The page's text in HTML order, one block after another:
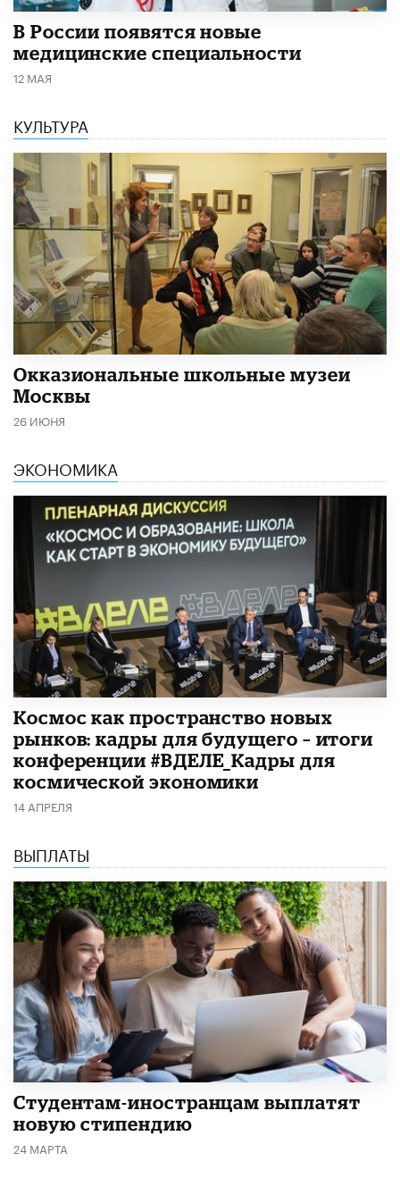
В России появятся новые
медицинские специальности
12 МАЯ
КУЛЬТУРА
​Окказиональные школьные музеи
Москвы
26 ИЮНЯ
ЭКОНОМИКА
Космос как пространство новых
рынков: кадры для будущего – итоги
конференции #ВДЕЛЕ_Кадры для
космической экономики
14 АПРЕЛЯ
ВЫПЛАТЫ
Студентам-иностранцам выплатят
новую стипендию
24 МАРТА